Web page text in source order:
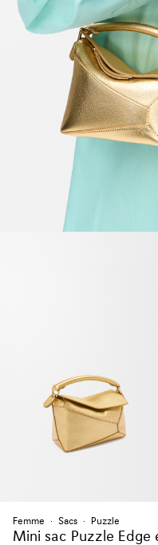
Femme Sacs Puzzle
Mini sac Puzzle Edge